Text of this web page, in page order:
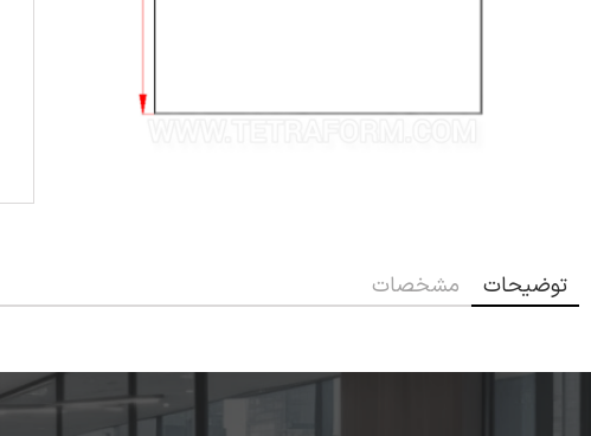
توضیحات مشخصات